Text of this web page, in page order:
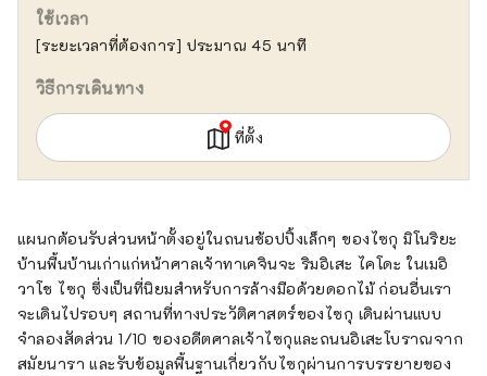
ใช้เวลา
[ระยะเวลาที่ต้องการ] ประมาณ 45 นาที
วิธีการเดินทาง
ที่ตั้ง
แผนกต้อนรับส่วนหน้าตั้งอยู่ในถนนช้อปปิ้งเล็กๆ ของไซกุ มิโนริยะ
บ้านพื้นบ้านเก่าแก่หน้าศาลเจ้าทาเคจินจะ ริมอิเสะ ไคโดะ ในเมอิ
วาโช ไซกุ ซึ่งเป็นที่นิยมสำหรับการล้างมือด้วยดอกไม้ ก่อนอื่นเรา
จะเดินไปรอบๆ สถานที่ทางประวัติศาสตร์ของไซกุ เดินผ่านแบบ
จำลองสัดส่วน 1/10 ของอดีตศาลเจ้าไซกุและถนนอิเสะโบราณจาก
สมัยนารา และรับข้อมูลพื้นฐานเกี่ยวกับไซกุผ่านการบรรยายของ